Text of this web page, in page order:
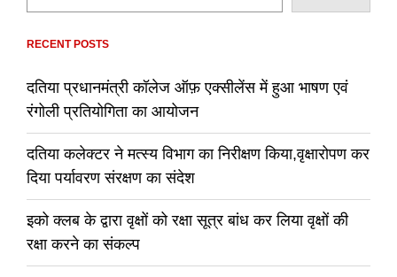
RECENT POSTS
दतिया प्रधानमंत्री कॉलेज ऑफ़ एक्सीलेंस में हुआ भाषण एवं
रंगोली प्रतियोगिता का आयोजन
दतिया कलेक्टर ने मत्स्य विभाग का निरीक्षण किया,वृक्षारोपण कर
दिया पर्यावरण संरक्षण का संदेश
इको क्लब के द्वारा वृक्षों को रक्षा सूत्र बांध कर लिया वृक्षों की
रक्षा करने का संकल्प